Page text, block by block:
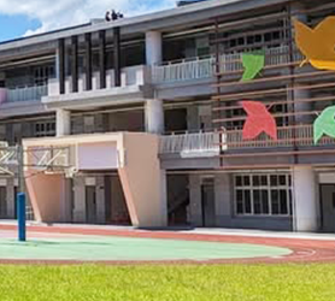
陪伴」、「親
海報
小學生環保繪
年原住民家
』不絕－親子
大溪區田心國
園市115年度
家長特教知能
華民國全國家
下簡稱全家協
民小學學生
中市身心障礙
理「臺中市第
心障礙繪畫徵
立臺南大學辦
礙學生儀表及
職業試探與體